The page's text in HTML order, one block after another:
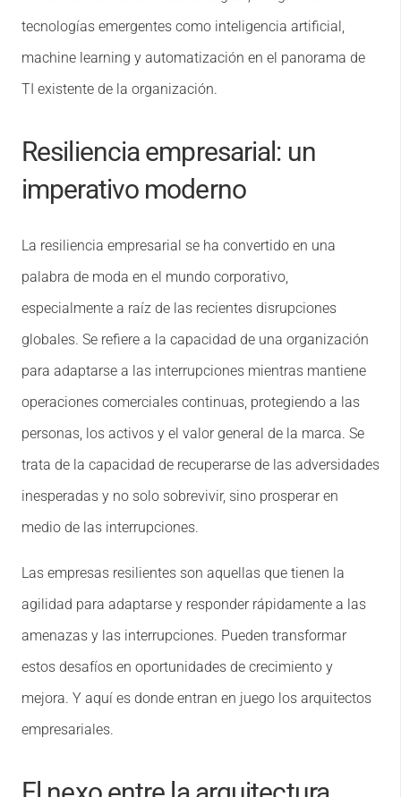
tecnologías emergentes como inteligencia artificial,
machine learning y automatización en el panorama de
TI existente de la organización.
Resiliencia empresarial: un
imperativo moderno
La resiliencia empresarial se ha convertido en una
palabra de moda en el mundo corporativo,
especialmente a raíz de las recientes disrupciones
globales. Se refiere a la capacidad de una organización
para adaptarse a las interrupciones mientras mantiene
operaciones comerciales continuas, protegiendo a las
personas, los activos y el valor general de la marca. Se
trata de la capacidad de recuperarse de las adversidades
inesperadas y no solo sobrevivir, sino prosperar en
medio de las interrupciones.
Las empresas resilientes son aquellas que tienen la
agilidad para adaptarse y responder rápidamente a las
amenazas y las interrupciones. Pueden transformar
estos desafíos en oportunidades de crecimiento y
mejora. Y aquí es donde entran en juego los arquitectos
empresariales.